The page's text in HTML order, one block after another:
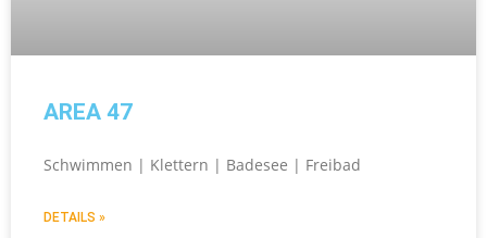
AREA 47
Schwimmen | Klettern | Badesee | Freibad
DETAILS »